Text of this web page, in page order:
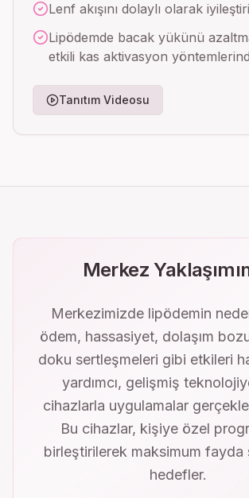
Lenf akışını dolaylı olarak
Lipödemde bacak yükünü
etkili kas aktivasyon
Tanıtım Videosu
Merkez
Merkezimizde lipödemin
ödem, hassasiyet, dolaşım
doku sertleşmeleri gibi etkileri
yardımcı, gelişmiş
cihazlarla uygulamalar
Bu cihazlar, kişiye özel
birleştirilerek maksimum fayda
hedefler.